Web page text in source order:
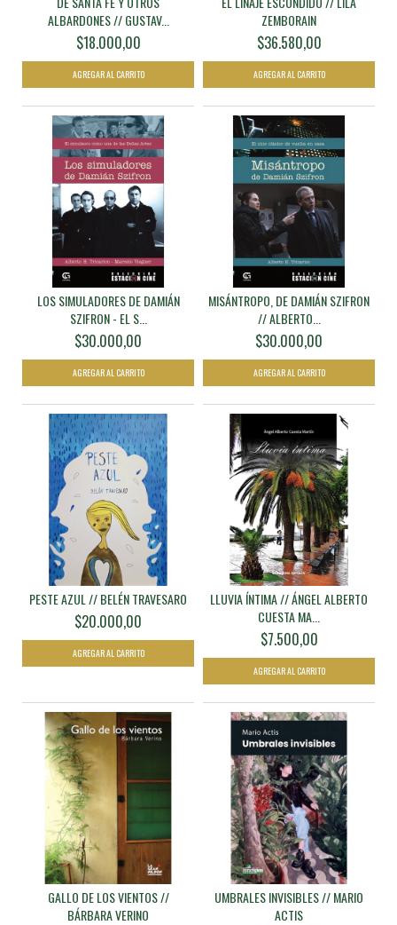
ALBARDONES // GUSTAV...
$18.000,00
ZEMBORAIN
$36.580,00
LOS SIMULADORES DE DAMIÁN
SZIFRON - EL S...
$30.000,00
MISÁNTROPO, DE DAMIÁN SZIFRON
// ALBERTO...
$30.000,00
PESTE AZUL // BELÉN TRAVESARO
$20.000,00
LLUVIA ÍNTIMA // ÁNGEL ALBERTO
CUESTA MA...
$7.500,00
GALLO DE LOS VIENTOS //
BÁRBARA VERINO
UMBRALES INVISIBLES // MARIO
ACTIS